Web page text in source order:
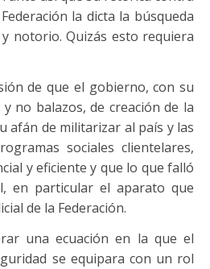
la dicta la búsqueda
notorio. Quizás esto requiera
de que el gobierno, con su
no balazos, de creación de la
afán de militarizar al país y las
sociales clientelares,
y eficiente y que lo que falló
en particular el aparato que
de la Federación.
una ecuación en la que el
se equipara con un rol